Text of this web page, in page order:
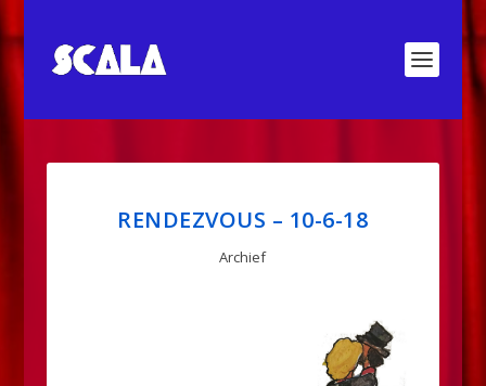
RENDEZVOUS – 10-6-18
Archief